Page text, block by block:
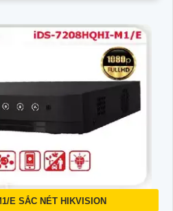
E SẮC NÉT HIKVISION